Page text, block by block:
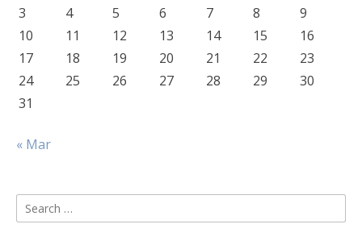
3
4 5 6 7 8
9
10
11 12 13 14 15
16
17
18 19 20 21 22
23
24
25 26 27 28 29
30
31
« Mar
Search
for: